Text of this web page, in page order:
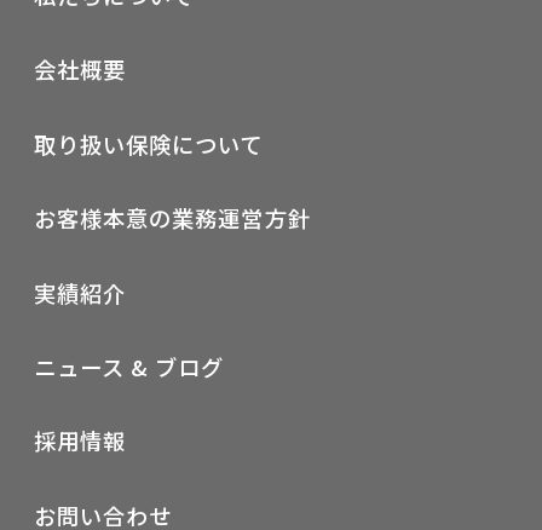
会社概要
取り扱い保険について
お客様本意の業務運営方針
実績紹介
ニュース & ブログ
採用情報
お問い合わせ